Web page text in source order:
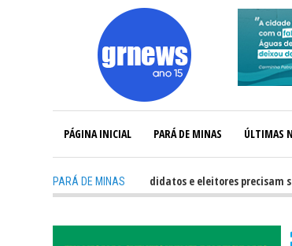
PÁGINA INICIAL PARÁ DE MINAS ÚLTIMAS
PARÁ DE MINAS
GRNEWS TV: O que candidatos e eleitores precisam